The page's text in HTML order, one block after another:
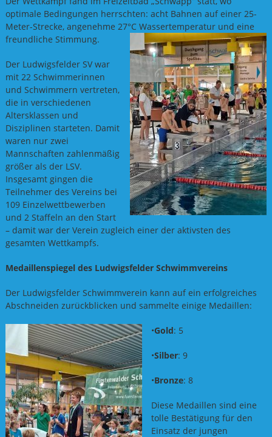
optimale Bedingungen herrschten: acht Bahnen auf einer 25-
Meter-Strecke, angenehme 27°C Wassertemperatur und eine
freundliche Stimmung.
Der Ludwigsfelder SV war
mit 22 Schwimmerinnen
und Schwimmern vertreten,
die in verschiedenen
Altersklassen und
Disziplinen starteten. Damit
waren nur zwei
Mannschaften zahlenmäßig
größer als der LSV.
Insgesamt gingen die
Teilnehmer des Vereins bei
109 Einzelwettbewerben
und 2 Staffeln an den Start
– damit war der Verein zugleich einer der aktivsten des
gesamten Wettkampfs.
Medaillenspiegel des Ludwigsfelder Schwimmvereins
Der Ludwigsfelder Schwimmverein kann auf ein erfolgreiches
Abschneiden zurückblicken und sammelte einige Medaillen:
•Gold: 5
•Silber: 9
•Bronze: 8
Diese Medaillen sind eine
tolle Bestätigung für den
Einsatz der jungen